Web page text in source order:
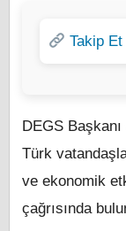
Takip Et
DEGS
Türk
ve ekonomik
çağrısında